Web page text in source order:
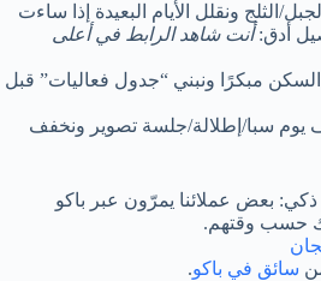
الثلج ونقلل الأيام البعيدة إذا ساءت
أدق:أنت شاهد الرابط في أعلى
مبكرًا ونبني “جدول فعاليات” قبل
يوم سبا/إطلالة/جلسة تصوير ونخفف
بعض عملائنا يمرّون عبر باكو
حسب وقتهم.
سائق في باكو.